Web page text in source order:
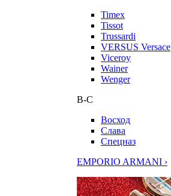
Timex
Tissot
Trussardi
VERSUS Versace
Viceroy
Wainer
Wenger
В-С
Восход
Слава
Спецназ
EMPORIO ARMANI ›